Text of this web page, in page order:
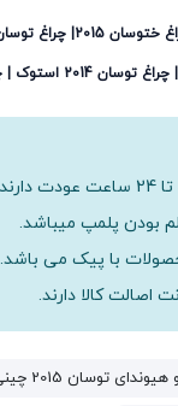
بودن پلمپ میباشد.
با پیک می باشد.
کالا دارند.
توسان 2015 چینی